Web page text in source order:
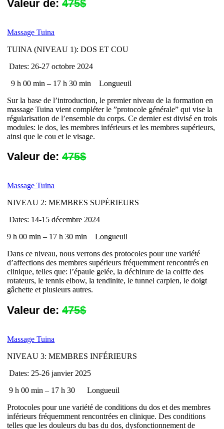
Valeur de:475$
Massage Tuina
TUINA (NIVEAU 1): DOS ET COU
Dates: 26-27 octobre 2024
9 h 00 min – 17 h 30 min
Longueuil
Sur la base de l’introduction, le premier niveau de la formation en
massage Tuina vient compléter le ”protocole générale” qui vise la
régularisation de l’ensemble du corps. Ce dernier est divisé en trois
modules: le dos, les membres inférieurs et les membres supérieurs,
ainsi que le cou et le visage.
Valeur de:475$
Massage Tuina
NIVEAU 2: MEMBRES SUPÉRIEURS
Dates: 14-15 décembre 2024
9 h 00 min – 17 h 30 min
Longueuil
Dans ce niveau, nous verrons des protocoles pour une variété
d’affections des membres supérieurs fréquemment rencontrés en
clinique, telles que: l’épaule gelée, la déchirure de la coiffe des
rotateurs, le tennis elbow, la tendinite, le tunnel carpien, le doigt
gâchette et plusieurs autres.
Valeur de:475$
Massage Tuina
NIVEAU 3: MEMBRES INFÉRIEURS
Dates: 25-26 janvier 2025
9 h 00 min – 17 h 30
Longueuil
Protocoles pour une variété de conditions du dos et des membres
inférieurs fréquemment rencontrées en clinique. Des conditions
telles que les douleurs du bas du dos, dysfonctionnement de